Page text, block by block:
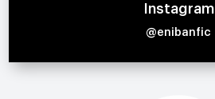
Instagram
@enibanfic